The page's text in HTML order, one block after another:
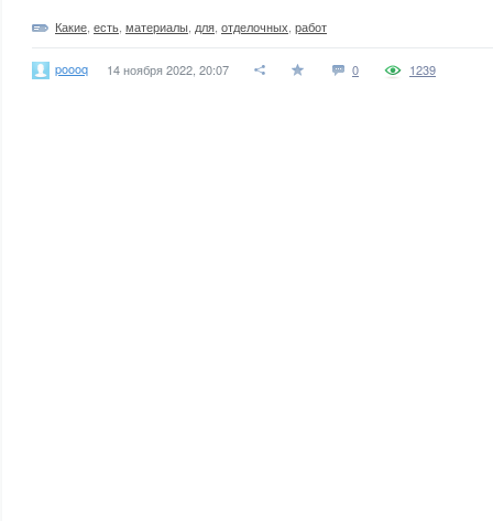
Какие есть материалы для отделочных работ
poooq 14 ноября 2022, 20:07 0 1239